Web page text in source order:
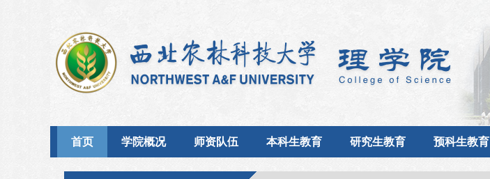
首页 学院概况 师资队伍 本科生教育 研究生教育 预科生教育